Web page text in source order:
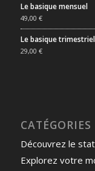
Le basique mensuel
49,00 €
Le basique trimestriel
29,00 €
CATÉGORIES
Découvrez le
Explorez votre